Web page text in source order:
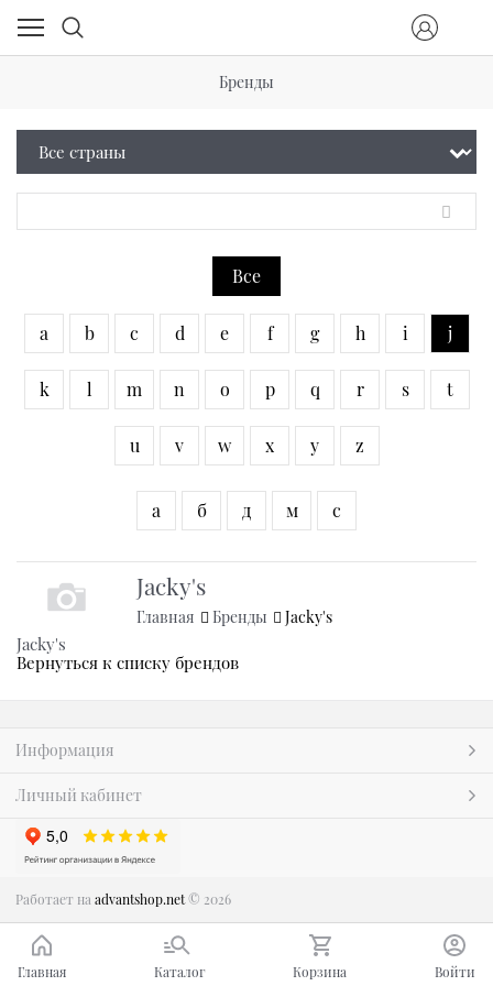
Бренды
Все
a b c d e f g h i j
k l m n o p q r s t
u v w x y z
а б д м с
Jacky's
Главная Бренды Jacky's
Jacky's
Вернуться к списку брендов
Информация
Личный кабинет
Работает на advantshop.net© 2026
Главная Каталог Корзина Войти